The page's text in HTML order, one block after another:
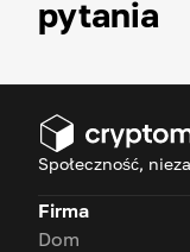
pytania
Społeczność,
Firma
Dom